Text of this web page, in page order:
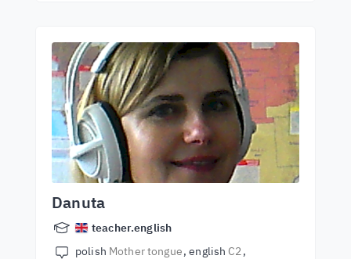
Danuta
teacher.english
polish Mother tongue english C2